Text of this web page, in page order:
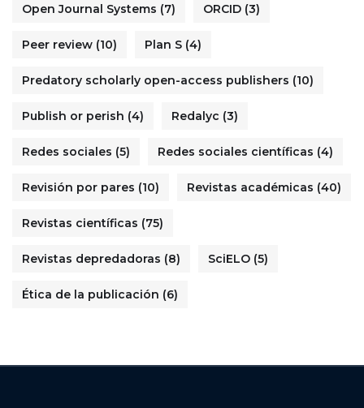
Open Journal Systems (7) ORCID (3)
Peer review (10) Plan S (4)
Predatory scholarly open-access publishers (10)
Publish or perish (4) Redalyc (3)
Redes sociales (5) Redes sociales científicas (4)
Revisión por pares (10) Revistas académicas (40)
Revistas científicas (75)
Revistas depredadoras (8) SciELO (5)
Ética de la publicación (6)